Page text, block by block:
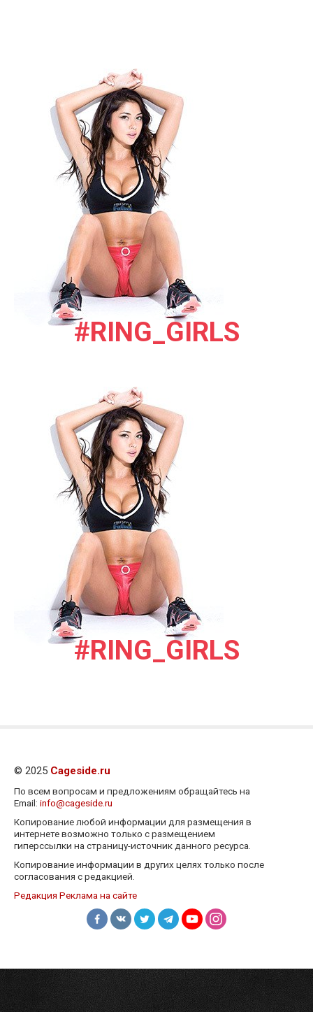
#RING_GIRLS
#RING_GIRLS
© 2025 Cageside.ru
По всем вопросам и предложениям обращайтесь на
Email: info@cageside.ru
Копирование любой информации для размещения в
интернете возможно только с размещением
гиперссылки на страницу-источник данного ресурса.
Копирование информации в других целях только после
согласования с редакцией.
Редакция Реклама на сайте